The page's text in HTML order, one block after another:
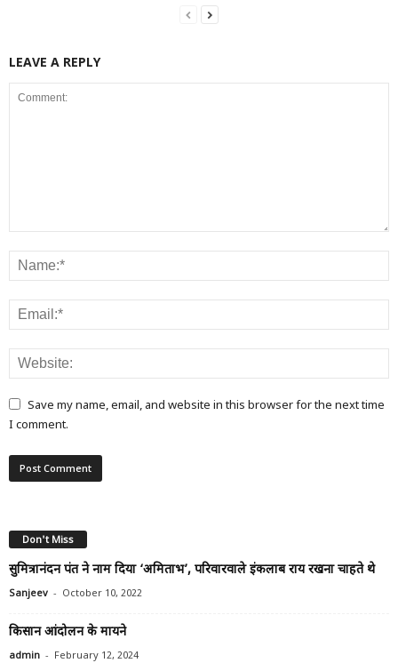
LEAVE A REPLY
Save my name, email, and website in this browser for the next time
I comment.
Don't Miss
सुमित्रानंदन पंत ने नाम दिया ‘अमिताभ’, परिवारवाले इंकलाब राय रखना चाहते थे
Sanjeev - October 10, 2022
किसान आंदोलन के मायने
admin - February 12, 2024